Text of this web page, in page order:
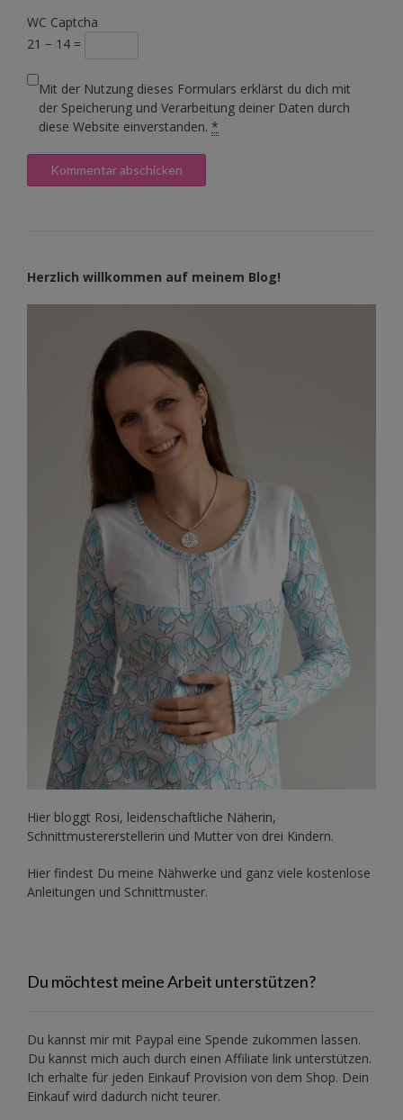
WC Captcha
21 − 14 =
Mit der Nutzung dieses Formulars erklärst du dich mit
der Speicherung und Verarbeitung deiner Daten durch
diese Website einverstanden. *
Herzlich willkommen auf meinem Blog!
Hier bloggt Rosi, leidenschaftliche Näherin,
Schnittmustererstellerin und Mutter von drei Kindern.
Hier findest Du meine Nähwerke und ganz viele kostenlose
Anleitungen und Schnittmuster.
Du möchtest meine Arbeit unterstützen?
Du kannst mir mit Paypal eine Spende zukommen lassen.
Du kannst mich auch durch einen Affiliate link unterstützen.
Ich erhalte für jeden Einkauf Provision von dem Shop. Dein
Einkauf wird dadurch nicht teurer.